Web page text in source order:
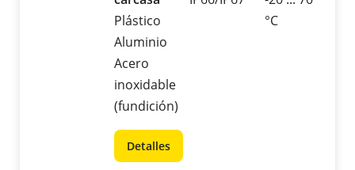
Plástico
Aluminio
Acero
inoxidable
(fundición)
°C
Detalles